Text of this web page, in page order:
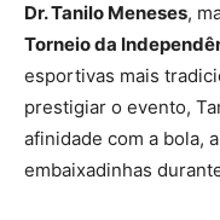
Dr. Tanilo Meneses,
Torneio da
esportivas mais
prestigiar o evento,
afinidade com a bola,
embaixadinhas